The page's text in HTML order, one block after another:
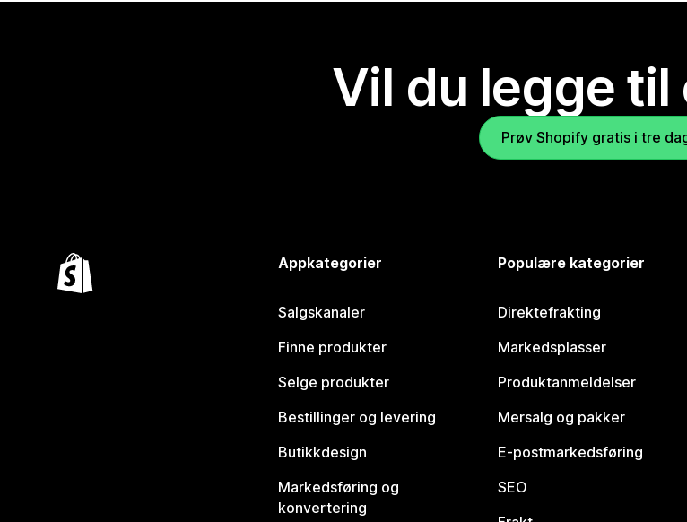
Vil du legge til
Prøv Shopify gratis i tre
Appkategorier
Salgskanaler
Finne produkter
Selge produkter
Bestillinger og levering
Butikkdesign
Markedsføring og
konvertering
Populære kategorier
Direktefrakting
Markedsplasser
Produktanmeldelser
Mersalg og pakker
E-postmarkedsføring
SEO